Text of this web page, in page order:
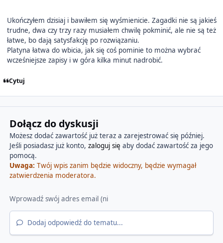
Ukończyłem dzisiaj i bawiłem się wyśmienicie. Zagadki nie są jakieś
trudne, dwa czy trzy razy musiałem chwilę pokminić, ale nie są też
łatwe, bo dają satysfakcję po rozwiązaniu.
Platyna łatwa do wbicia, jak się coś pominie to można wybrać
wcześniejsze zapisy i w góra kilka minut nadrobić.
Cytuj
Dołącz do dyskusji
Możesz dodać zawartość już teraz a zarejestrować się później.
Jeśli posiadasz już konto, zaloguj się aby dodać zawartość za jego
pomocą.
Uwaga: Twój wpis zanim będzie widoczny, będzie wymagał
zatwierdzenia moderatora.
Dodaj odpowiedź do tematu...